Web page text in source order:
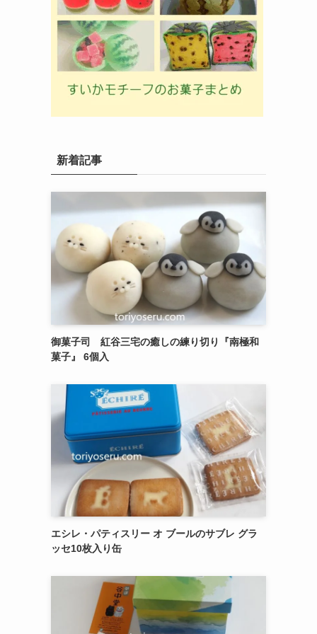
新着記事
御菓子司 紅谷三宅の癒しの練り切り『南極和
菓子』 6個入
エシレ・パティスリー オ ブールのサブレ グラ
ッセ10枚入り缶